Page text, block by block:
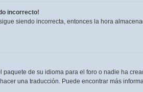
incorrecto!
siendo incorrecta, entonces la hora
de su idioma para el foro o nadie ha
una traducción. Puede encontrar más